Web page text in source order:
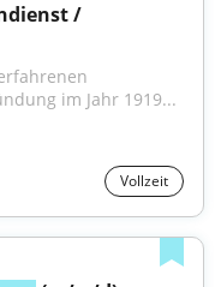
/
im Jahr 1919...
Vollzeit